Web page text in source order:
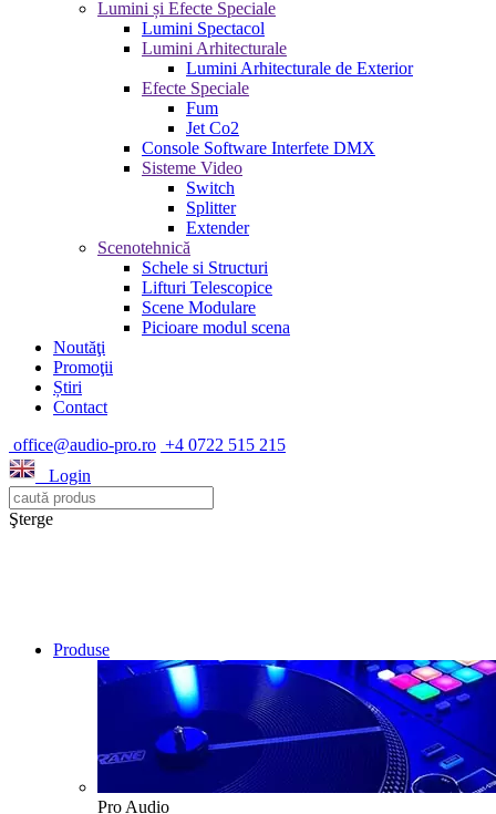
Lumini și Efecte Speciale
Lumini Spectacol
Lumini Arhitecturale
Lumini Arhitecturale de Exterior
Efecte Speciale
Fum
Jet Co2
Console Software Interfete DMX
Sisteme Video
Switch
Splitter
Extender
Scenotehnică
Schele si Structuri
Lifturi Telescopice
Scene Modulare
Picioare modul scena
Noutăţi
Promoţii
Știri
Contact
office@audio-pro.ro +4 0722 515 215
Login
Şterge
Produse
Pro Audio